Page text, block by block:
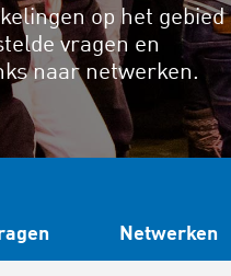
op het gebied
vragen en
naar netwerken.
Netwerken